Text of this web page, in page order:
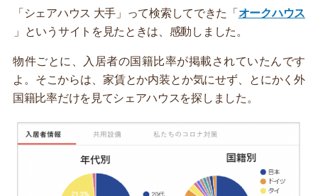
「シェアハウス 大手」って検索してできた「 オークハウス
」というサイトを見たときは、感動しました。
物件ごとに、入居者の国籍比率が掲載されていたんです
よ。そこからは、家賃とか内装とか気にせず、とにかく外
国籍比率だけを見てシェアハウスを探しました。